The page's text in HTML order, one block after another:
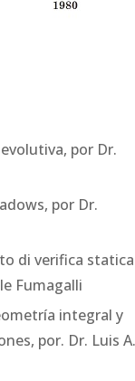
por Dr.
por Dr.
di verifica statica
Fumagalli
integral y
por. Dr. Luis A.